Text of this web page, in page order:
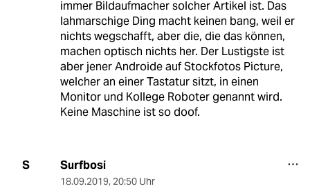
immer Bildaufmacher solcher Artikel ist. Das
lahmarschige Ding macht keinen bang, weil er
nichts wegschafft, aber die, die das können,
machen optisch nichts her. Der Lustigste ist
aber jener Androide auf Stockfotos Picture,
welcher an einer Tastatur sitzt, in einen
Monitor und Kollege Roboter genannt wird.
Keine Maschine ist so doof.
S Surfbosi
18.09.2019, 20:50 Uhr